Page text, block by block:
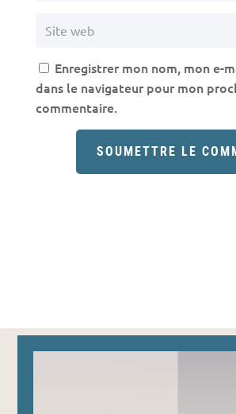
Enregistrer mon nom, mon e-
dans le navigateur pour mon
commentaire.
SOUMETTRE LE